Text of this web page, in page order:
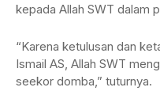
kepada Allah SWT dalam
“Karena ketulusan dan
Ismail AS, Allah SWT
seekor domba,” tuturnya.